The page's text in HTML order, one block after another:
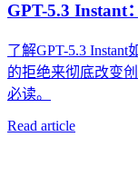
GPT-5.3 Instant
了解GPT-5.3
的拒绝来彻底改变
必读。
Read article